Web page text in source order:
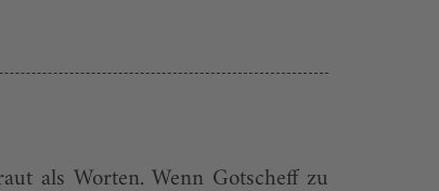
als Worten. Wenn Gotscheff zu